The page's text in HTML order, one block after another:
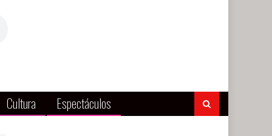
Cultura Espectáculos